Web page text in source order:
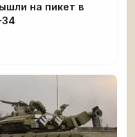
на пикет в
34